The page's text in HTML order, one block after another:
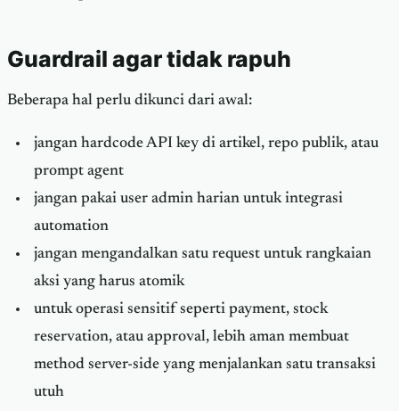
Guardrail agar tidak rapuh
Beberapa hal perlu dikunci dari awal:
jangan hardcode API key di artikel, repo publik, atau
prompt agent
jangan pakai user admin harian untuk integrasi
automation
jangan mengandalkan satu request untuk rangkaian
aksi yang harus atomik
untuk operasi sensitif seperti payment, stock
reservation, atau approval, lebih aman membuat
method server-side yang menjalankan satu transaksi
utuh